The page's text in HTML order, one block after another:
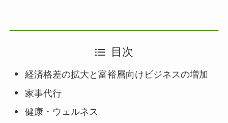
目次
経済格差の拡大と富裕層向けビジネスの増加
家事代行
健康・ウェルネス